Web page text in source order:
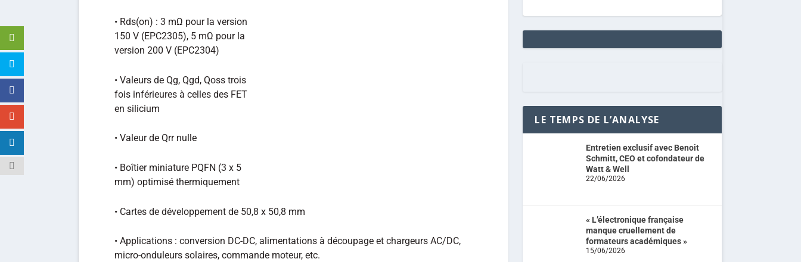
• Rds(on) : 3 mΩ pour la version
150 V (EPC2305), 5 mΩ pour la
version 200 V (EPC2304)
• Valeurs de Qg, Qgd, Qoss trois
fois inférieures à celles des FET
en silicium
• Valeur de Qrr nulle
• Boîtier miniature PQFN (3 x 5
mm) optimisé thermiquement
• Cartes de développement de 50,8 x 50,8 mm
• Applications : conversion DC-DC, alimentations à découpage et chargeurs AC/DC,
micro-onduleurs solaires, commande moteur, etc.
LE TEMPS DE L’ANALYSE
Entretien exclusif avec Benoit
Schmitt, CEO et cofondateur de
Watt & Well
22/06/2026
« L’électronique française
manque cruellement de
formateurs académiques »
15/06/2026